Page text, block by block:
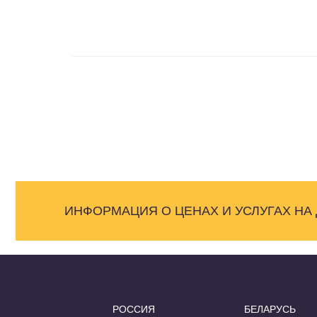
ИНФОРМАЦИЯ О ЦЕНАХ И УСЛУГАХ
РОССИЯ БЕЛАРУСЬ